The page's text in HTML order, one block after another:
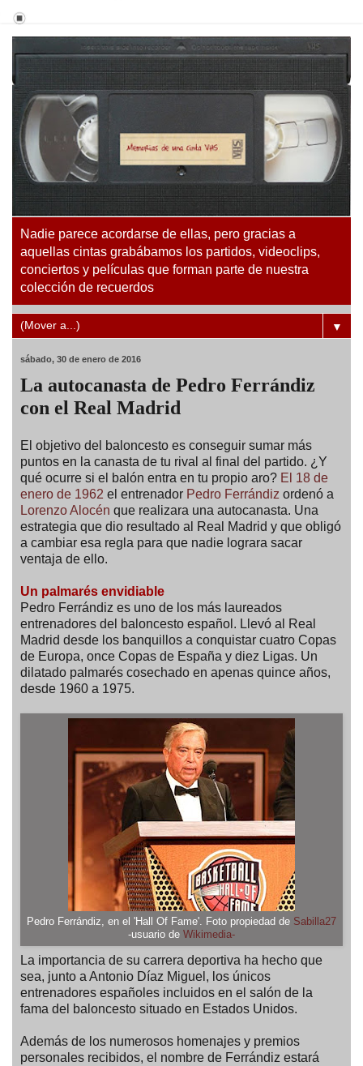
Nadie parece acordarse de ellas, pero gracias a
aquellas cintas grabábamos los partidos, videoclips,
conciertos y películas que forman parte de nuestra
colección de recuerdos
▼
sábado, 30 de enero de 2016
La autocanasta de Pedro Ferrándiz
con el Real Madrid
El objetivo del baloncesto es conseguir sumar más
puntos en la canasta de tu rival al final del partido. ¿Y
qué ocurre si el balón entra en tu propio aro? El 18 de
enero de 1962 el entrenador Pedro Ferrándiz ordenó a
Lorenzo Alocén que realizara una autocanasta. Una
estrategia que dio resultado al Real Madrid y que obligó
a cambiar esa regla para que nadie lograra sacar
ventaja de ello.
Un palmarés envidiable
Pedro Ferrándiz es uno de los más laureados
entrenadores del baloncesto español. Llevó al Real
Madrid desde los banquillos a conquistar cuatro Copas
de Europa, once Copas de España y diez Ligas. Un
dilatado palmarés cosechado en apenas quince años,
desde 1960 a 1975.
Pedro Ferrándiz, en el 'Hall Of Fame'. Foto propiedad de Sabilla27
-usuario de Wikimedia-
La importancia de su carrera deportiva ha hecho que
sea, junto a Antonio Díaz Miguel, los únicos
entrenadores españoles incluidos en el salón de la
fama del baloncesto situado en Estados Unidos.
Además de los numerosos homenajes y premios
personales recibidos, el nombre de Ferrándiz estará